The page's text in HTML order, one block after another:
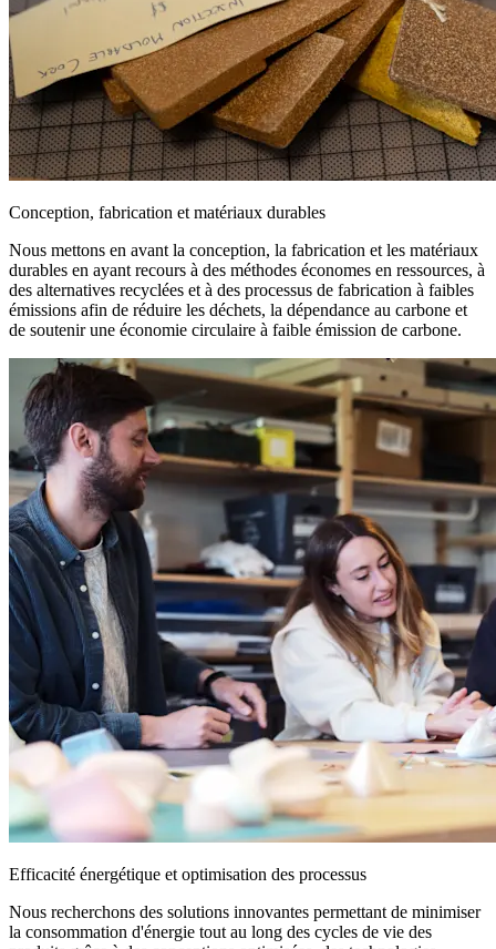
Conception, fabrication et matériaux durables
Nous mettons en avant la conception, la fabrication et les matériaux
durables en ayant recours à des méthodes économes en ressources, à
des alternatives recyclées et à des processus de fabrication à faibles
émissions afin de réduire les déchets, la dépendance au carbone et
de soutenir une économie circulaire à faible émission de carbone.
Efficacité énergétique et optimisation des processus
Nous recherchons des solutions innovantes permettant de minimiser
la consommation d'énergie tout au long des cycles de vie des